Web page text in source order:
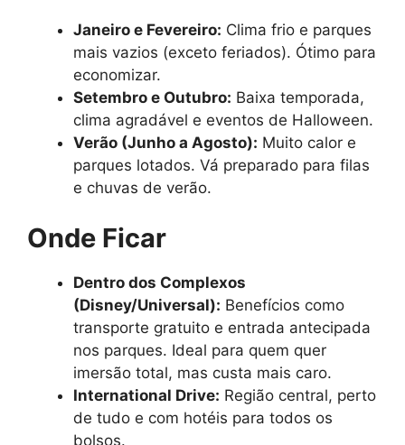
Janeiro e Fevereiro: Clima frio e parques
mais vazios (exceto feriados). Ótimo para
economizar.
Setembro e Outubro: Baixa temporada,
clima agradável e eventos de Halloween.
Verão (Junho a Agosto): Muito calor e
parques lotados. Vá preparado para filas
e chuvas de verão.
Onde Ficar
Dentro dos Complexos
(Disney/Universal): Benefícios como
transporte gratuito e entrada antecipada
nos parques. Ideal para quem quer
imersão total, mas custa mais caro.
International Drive: Região central, perto
de tudo e com hotéis para todos os
bolsos.